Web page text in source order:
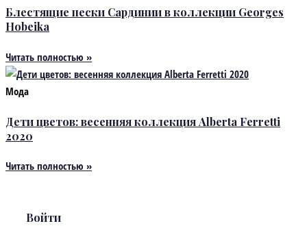
Блестящие пески Сардинии в коллекции Georges
Hobeika
Читать полностью »
Мода
Дети цветов: весенняя коллекция Alberta Ferretti
2020
Читать полностью »
Войти